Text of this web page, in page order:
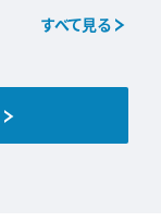
すべて見る